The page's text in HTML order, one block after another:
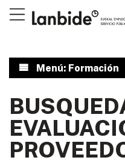
Menú: Formación